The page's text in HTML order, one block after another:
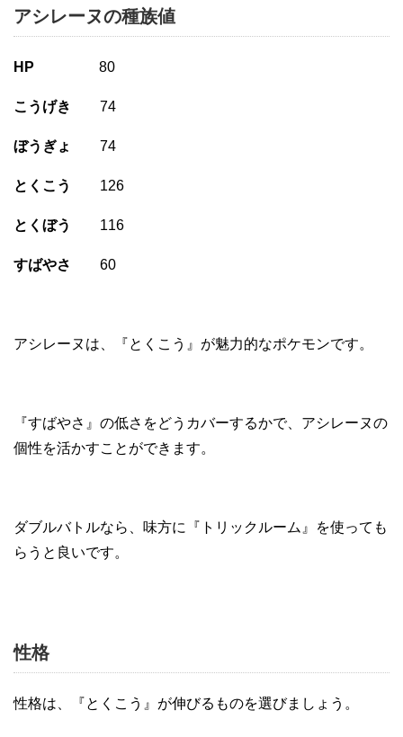
アシレーヌの種族値
HP 80
こうげき 74
ぼうぎょ 74
とくこう 126
とくぼう 116
すばやさ 60
アシレーヌは、『とくこう』が魅力的なポケモンです。
『すばやさ』の低さをどうカバーするかで、アシレーヌの
個性を活かすことができます。
ダブルバトルなら、味方に『トリックルーム』を使っても
らうと良いです。
性格
性格は、『とくこう』が伸びるものを選びましょう。